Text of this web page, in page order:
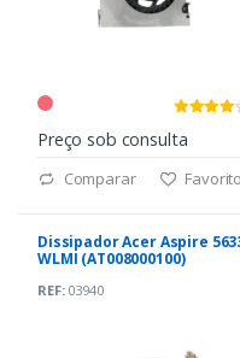
Preço sob consulta
Comparar
Dissipador Acer Aspire
WLMI (AT008000100)
REF:03940